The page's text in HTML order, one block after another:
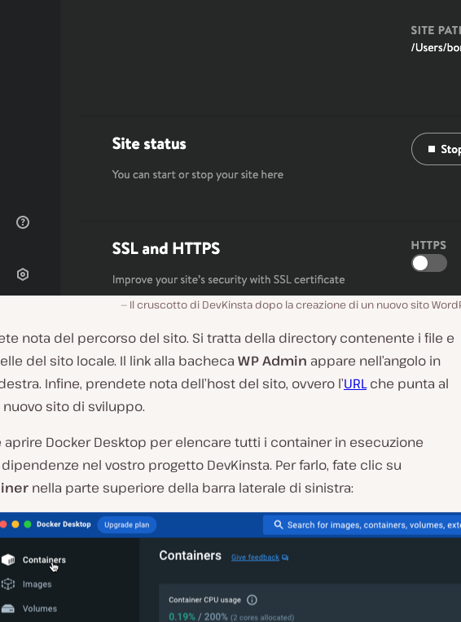
Il cruscotto di DevKinsta dopo la creazione di un nuovo sito
nota del percorso del sito. Si tratta della directory contenente i file e
del sito locale. Il link alla bacheca WP Admin appare nell’angolo in
Infine, prendete nota dell’host del sito, ovvero l’URLche punta al
sito di sviluppo.
aprire Docker Desktop per elencare tutti i container in esecuzione
nel vostro progetto DevKinsta. Per farlo, fate clic su
nella parte superiore della barra laterale di sinistra: